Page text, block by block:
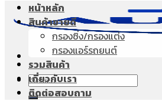
Search
for:
หน้าหลัก
สินค้าขายดี
กรองซิ่ง/กรองแต่ง
กรองแอร์รถยนต์
รวมสินค้า
เกี่ยวกับเรา
ติดต่อสอบถาม